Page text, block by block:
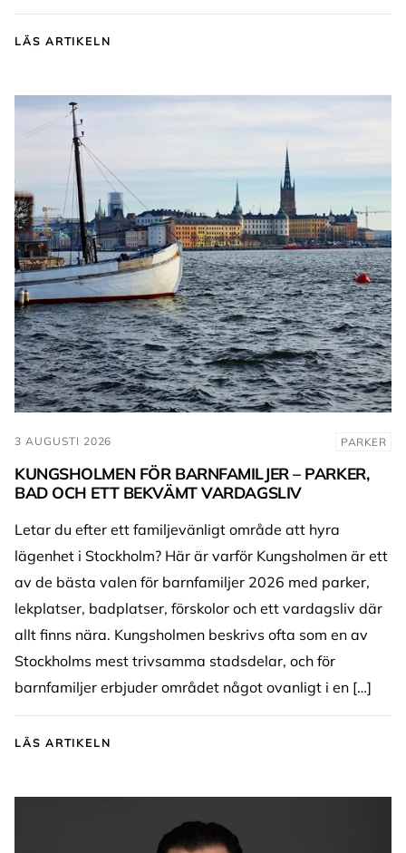
LÄS ARTIKELN
3 AUGUSTI 2026 PARKER
KUNGSHOLMEN FÖR BARNFAMILJER – PARKER,
BAD OCH ETT BEKVÄMT VARDAGSLIV
Letar du efter ett familjevänligt område att hyra
lägenhet i Stockholm? Här är varför Kungsholmen är ett
av de bästa valen för barnfamiljer 2026 med parker,
lekplatser, badplatser, förskolor och ett vardagsliv där
allt finns nära. Kungsholmen beskrivs ofta som en av
Stockholms mest trivsamma stadsdelar, och för
barnfamiljer erbjuder området något ovanligt i en […]
LÄS ARTIKELN